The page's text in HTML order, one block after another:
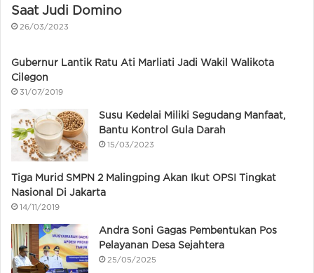
Saat Judi Domino
26/03/2023
Gubernur Lantik Ratu Ati Marliati Jadi Wakil Walikota
Cilegon
31/07/2019
Susu Kedelai Miliki Segudang Manfaat,
Bantu Kontrol Gula Darah
15/03/2023
Tiga Murid SMPN 2 Malingping Akan Ikut OPSI Tingkat
Nasional Di Jakarta
14/11/2019
Andra Soni Gagas Pembentukan Pos
Pelayanan Desa Sejahtera
25/05/2025